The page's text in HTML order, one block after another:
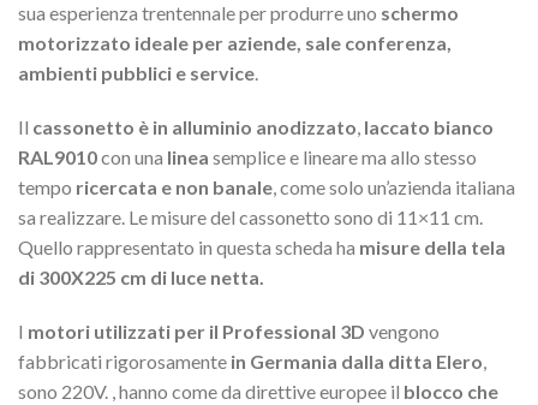
sua esperienza trentennale per produrre uno schermo
motorizzato ideale per aziende, sale conferenza,
ambienti pubblici e service.
Il cassonetto è in alluminio anodizzato, laccato bianco
RAL9010con una linea semplice e lineare ma allo stesso
tempo ricercata e non banale, come solo un’azienda italiana
sa realizzare. Le misure del cassonetto sono di 11×11 cm.
Quello rappresentato in questa scheda ha misure della tela
di 300X225 cm di luce netta.
I motori utilizzati per il Professional 3D vengono
fabbricati rigorosamente in Germania dalla ditta Elero,
sono 220V. , hanno come da direttive europee il blocco che